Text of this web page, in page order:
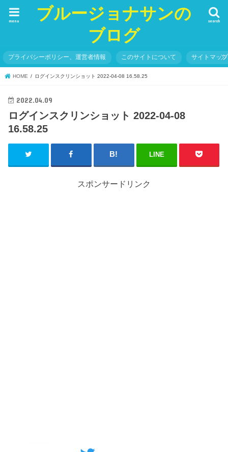
ブルージョナサンの
ブログ
search
menu
プライバシーポリシー、運営者情報 このサイトについて サイトマップ
HOME ログインスクリンショット 2022-04-08 16.58.25
2022.04.09
ログインスクリンショット 2022-04-08
16.58.25
LINE
スポンサードリンク